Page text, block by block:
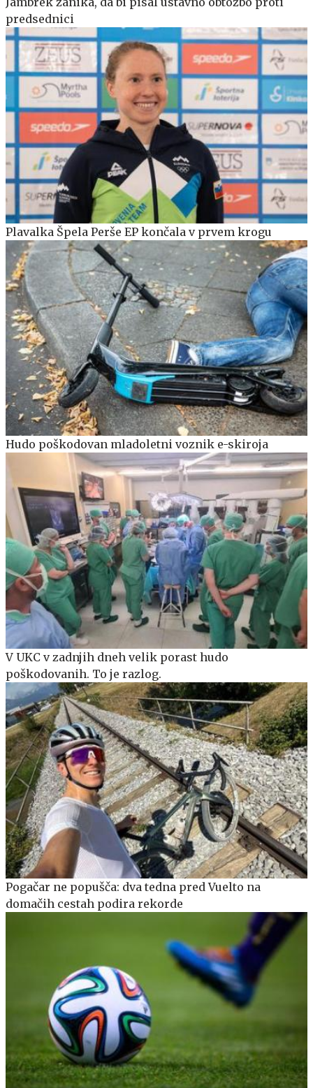
predsednici
Plavalka Špela Perše EP končala v prvem krogu
Hudo poškodovan mladoletni voznik e-skiroja
V UKC v zadnjih dneh velik porast hudo
poškodovanih. To je razlog.
Pogačar ne popušča: dva tedna pred Vuelto na
domačih cestah podira rekorde